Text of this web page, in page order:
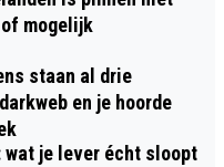
mogelijk
staan al drie
en je hoorde
je lever écht sloopt